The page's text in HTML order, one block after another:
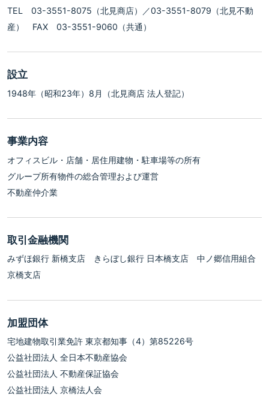
TEL 03-3551-8075（北見商店）／03-3551-8079（北見不動
産） FAX 03-3551-9060（共通）
設立
1948年（昭和23年）8月（北見商店 法人登記）
事業内容
オフィスビル・店舗・居住用建物・駐車場等の所有
グループ所有物件の総合管理および運営
不動産仲介業
取引金融機関
みずほ銀行 新橋支店 きらぼし銀行 日本橋支店 中ノ郷信用組合
京橋支店
加盟団体
宅地建物取引業免許 東京都知事（4）第85226号
公益社団法人 全日本不動産協会
公益社団法人 不動産保証協会
公益社団法人 京橋法人会